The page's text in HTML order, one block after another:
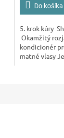
Do košíka
5. krok kúry
Okamžitý
kondicionér
matné vlasy